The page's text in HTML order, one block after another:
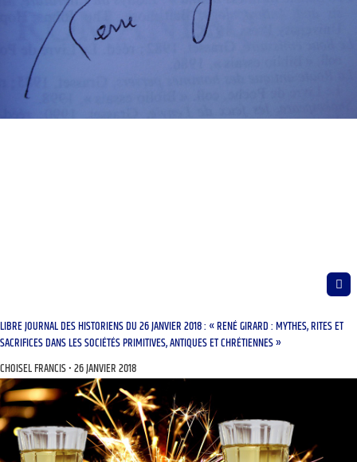
LIBRE JOURNAL DES HISTORIENS DU 26 JANVIER 2018 : « RENÉ GIRARD : MYTHES, RITES ET
SACRIFICES DANS LES SOCIÉTÉS PRIMITIVES, ANTIQUES ET CHRÉTIENNES »
CHOISEL FRANCIS 26 JANVIER 2018